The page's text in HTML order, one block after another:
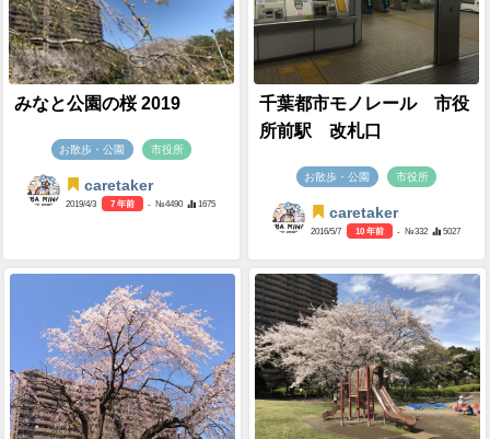
みなと公園の桜 2019
お散歩・公園 市役所
caretaker
2019/4/3 7 年前 - №4490 1675
千葉都市モノレール 市役
所前駅 改札口
お散歩・公園 市役所
caretaker
2016/5/7 10 年前 - №332 5027